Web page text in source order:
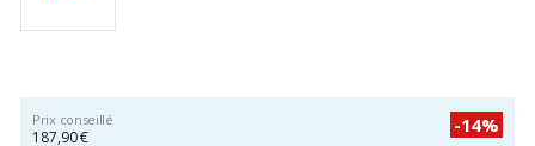
Prix conseillé
187,90 €
-14%